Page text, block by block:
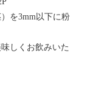
を3mm以下に粉
しくお飲みいた